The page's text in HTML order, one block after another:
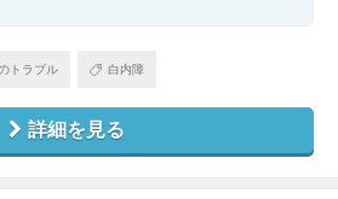
トラブル 白内障
詳細を見る